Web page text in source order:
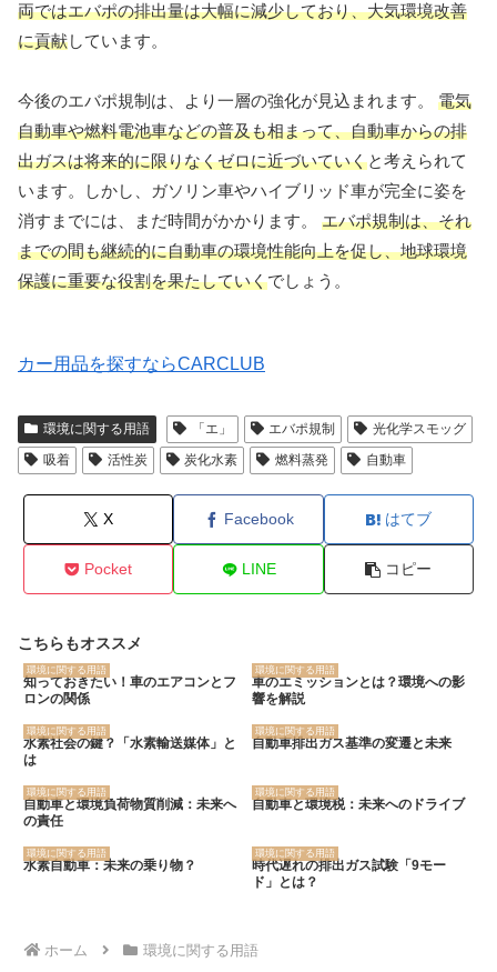
両ではエバポの排出量は大幅に減少しており、大気環境改善
に貢献しています。
今後のエバポ規制は、より一層の強化が見込まれます。 電気
自動車や燃料電池車などの普及も相まって、自動車からの排
出ガスは将来的に限りなくゼロに近づいていくと考えられて
います。しかし、ガソリン車やハイブリッド車が完全に姿を
消すまでには、まだ時間がかかります。 エバポ規制は、それ
までの間も継続的に自動車の環境性能向上を促し、地球環境
保護に重要な役割を果たしていくでしょう。
カー用品を探すならCARCLUB
環境に関する用語 「エ」 エバポ規制
光化学スモッグ
吸着
活性炭 炭化水素 燃料蒸発 自動車
X Facebook はてブ
Pocket LINE コピー
こちらもオススメ
環境に関する用語
知っておきたい！車のエアコンとフ
ロンの関係
環境に関する用語
車のエミッションとは？環境への影
響を解説
環境に関する用語
水素社会の鍵？「水素輸送媒体」と
は
環境に関する用語
自動車排出ガス基準の変遷と未来
環境に関する用語
自動車と環境負荷物質削減：未来へ
の責任
環境に関する用語
自動車と環境税：未来へのドライブ
環境に関する用語
水素自動車：未来の乗り物？
環境に関する用語
時代遅れの排出ガス試験「9モー
ド」とは？
ホーム 環境に関する用語